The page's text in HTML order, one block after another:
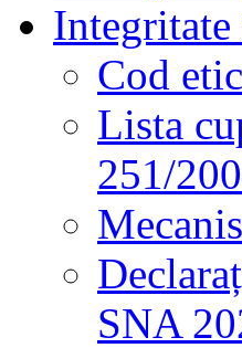
Cod
Lista
251/
SNA